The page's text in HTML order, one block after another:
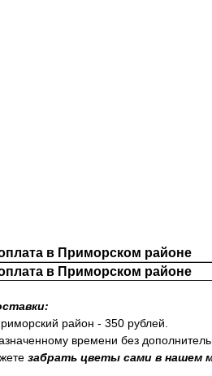
в Приморском районе
в Приморском районе
район - 350 рублей.
времени без
забрать цветы сами в нашем